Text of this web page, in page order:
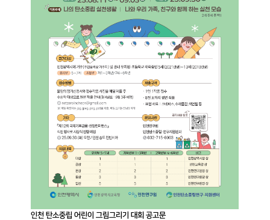
인천 탄소중립 어린이 그림그리기 대회 공고문